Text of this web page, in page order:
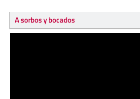
A sorbos y bocados